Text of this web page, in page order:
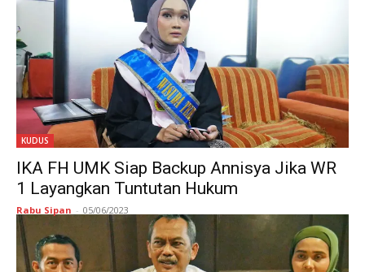
KUDUS
IKA FH UMK Siap Backup Annisya Jika WR
1 Layangkan Tuntutan Hukum
Rabu Sipan - 05/06/2023